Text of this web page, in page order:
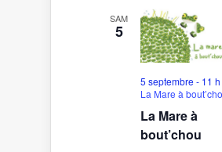
SAM
5
La Mare à
bout’chou
5 septembre - 11
La Mare à